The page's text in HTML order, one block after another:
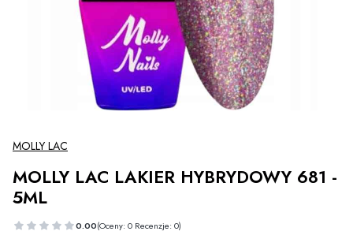
MOLLY LAC
MOLLY LAC LAKIER HYBRYDOWY 681 -
5ML
0.00(Oceny: 0 Recenzje: 0)